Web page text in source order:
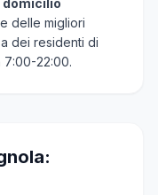
domicilio
delle migliori
dei residenti di
7:00-22:00.